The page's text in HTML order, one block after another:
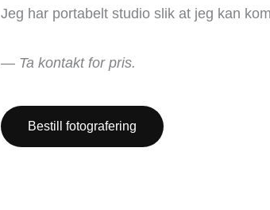
Jeg har portabelt studio slik at jeg kan
— ​Ta kontakt for pris.
Bestill fotografering